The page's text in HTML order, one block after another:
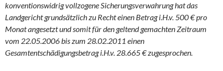
konventionswidrig vollzogene Sicherungsverwahrung hat das
Landgericht grundsätzlich zu Recht einen Betrag i.H.v. 500 € pro
Monat angesetzt und somit für den geltend gemachten Zeitraum
vom 22.05.2006 bis zum 28.02.2011 einen
Gesamtentschädigungsbetrag i.H.v. 28.665 € zugesprochen.